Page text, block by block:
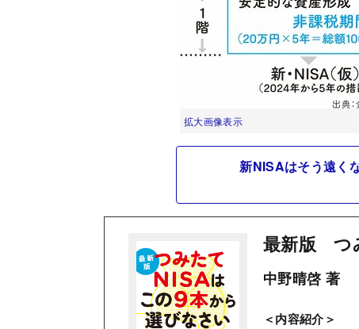
拡大画像表示
新NISAはそう遠く
最新版 つ
中野晴啓 著
＜内容紹介＞